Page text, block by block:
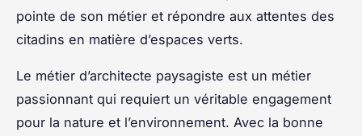
pointe de son métier et répondre aux attentes des
citadins en matière d’espaces verts.
Le métier d’architecte paysagiste est un métier
passionnant qui requiert un véritable engagement
pour la nature et l’environnement. Avec la bonne